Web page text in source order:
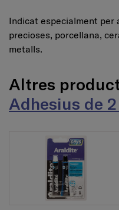
Indicat especialment per
precioses, porcellana,
metalls.
Altres
Adhesius de